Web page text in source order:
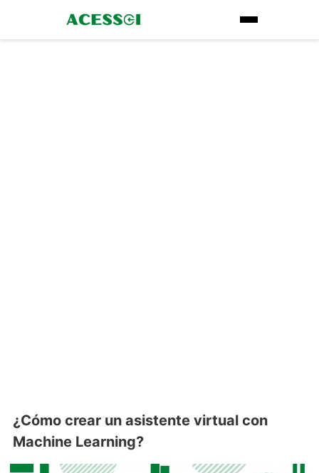
¿Cómo crear un asistente virtual con
Machine Learning?